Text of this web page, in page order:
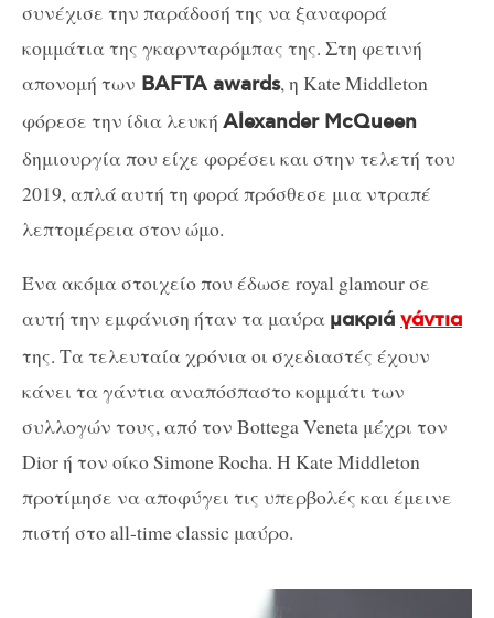
συνέχισε την παράδοσή της να ξαναφορά
κομμάτια της γκαρνταρόμπας της. Στη φετινή
απονομή των BAFTA awards, η Kate Middleton
φόρεσε την ίδια λευκή Alexander McQueen
δημιουργία που είχε φορέσει και στην τελετή του
2019, απλά αυτή τη φορά πρόσθεσε μια ντραπέ
λεπτομέρεια στον ώμο.
Ένα ακόμα στοιχείο που έδωσε royal glamour σε
αυτή την εμφάνιση ήταν τα μαύρα μακριά γάντια
της. Τα τελευταία χρόνια οι σχεδιαστές έχουν
κάνει τα γάντια αναπόσπαστο κομμάτι των
συλλογών τους, από τον Bottega Veneta μέχρι τον
Dior ή τον οίκο Simone Rocha. Η Kate Middleton
προτίμησε να αποφύγει τις υπερβολές και έμεινε
πιστή στο all-time classic μαύρο.